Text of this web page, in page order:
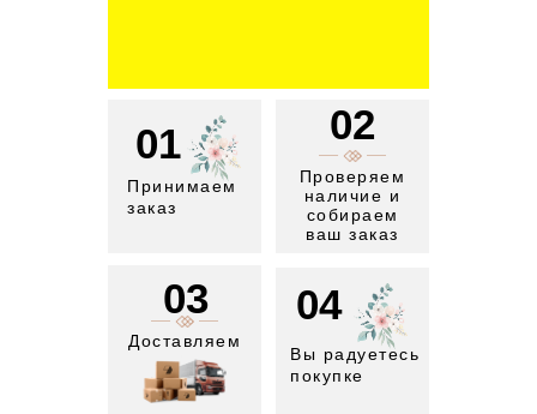
01
Принимаем
заказ
02
Проверяем
наличие и
собираем
ваш заказ
03
Доставляем
04
Вы радуетесь
покупке